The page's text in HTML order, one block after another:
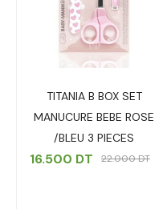
TITANIA B BOX SET
MANUCURE BEBE ROSE
/BLEU 3 PIECES
22.000DT
16.500 DT